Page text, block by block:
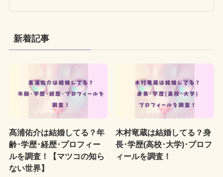
新着記事
髙浦佑介は結婚してる？年
齢･学歴･経歴･プロフィー
ルを調査！【マツコの知ら
ない世界】
木村竜蔵は結婚してる？身
長･学歴(高校･大学)･プロフ
ィールを調査！